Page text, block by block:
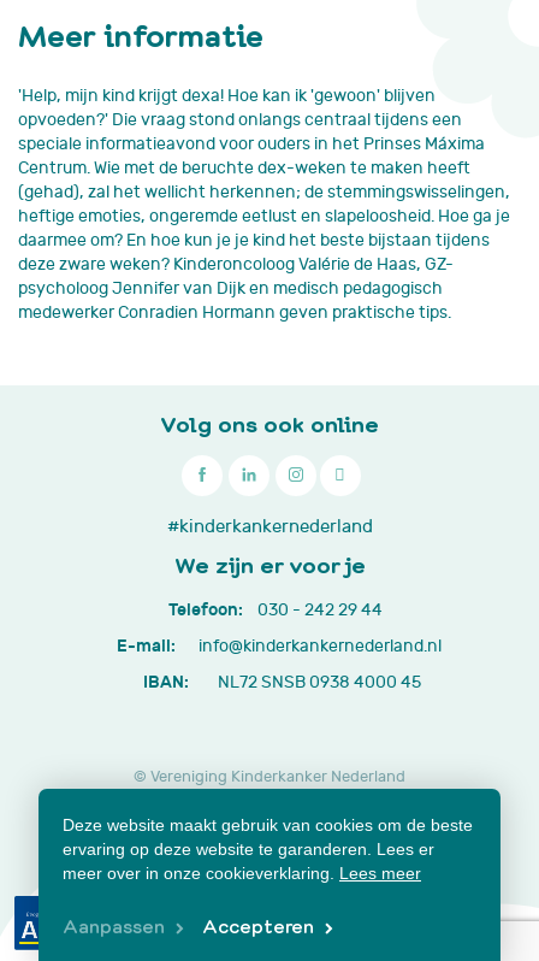
Deze website maakt gebruik van cookies om de beste
ervaring op deze website te garanderen. Lees er
meer over in onze cookieverklaring. Lees meer
Accepteren
Aanpassen
Meer informatie
'Help, mijn kind krijgt dexa! Hoe kan ik 'gewoon' blijven
opvoeden?' Die vraag stond onlangs centraal tijdens een
speciale informatieavond voor ouders in het Prinses Máxima
Centrum. Wie met de beruchte dex-weken te maken heeft
(gehad), zal het wellicht herkennen; de stemmingswisselingen,
heftige emoties, ongeremde eetlust en slapeloosheid. Hoe ga je
daarmee om? En hoe kun je je kind het beste bijstaan tijdens
deze zware weken? Kinderoncoloog Valérie de Haas, GZ-
psycholoog Jennifer van Dijk en medisch pedagogisch
medewerker Conradien Hormann geven praktische tips.
Volg ons ook online

242
29
44
#kinderkankernederland
We zijn er voor je
Telefoon:
030 - 242 29 44
E-mail:
info@kinderkankernederland.nl
IBAN:
NL72 SNSB 0938 4000 45
© Vereniging Kinderkanker Nederland
Lidmaatschap opzeggen
Jaarverslagen en documenten
Klachtenformulier
Samen voor beter.